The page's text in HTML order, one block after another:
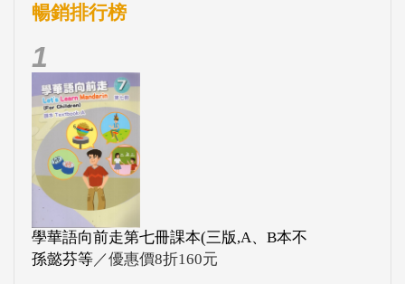
暢銷排行榜
1
學華語向前走第七冊課本(三版,A、B本不
孫懿芬等／優惠價8折160元